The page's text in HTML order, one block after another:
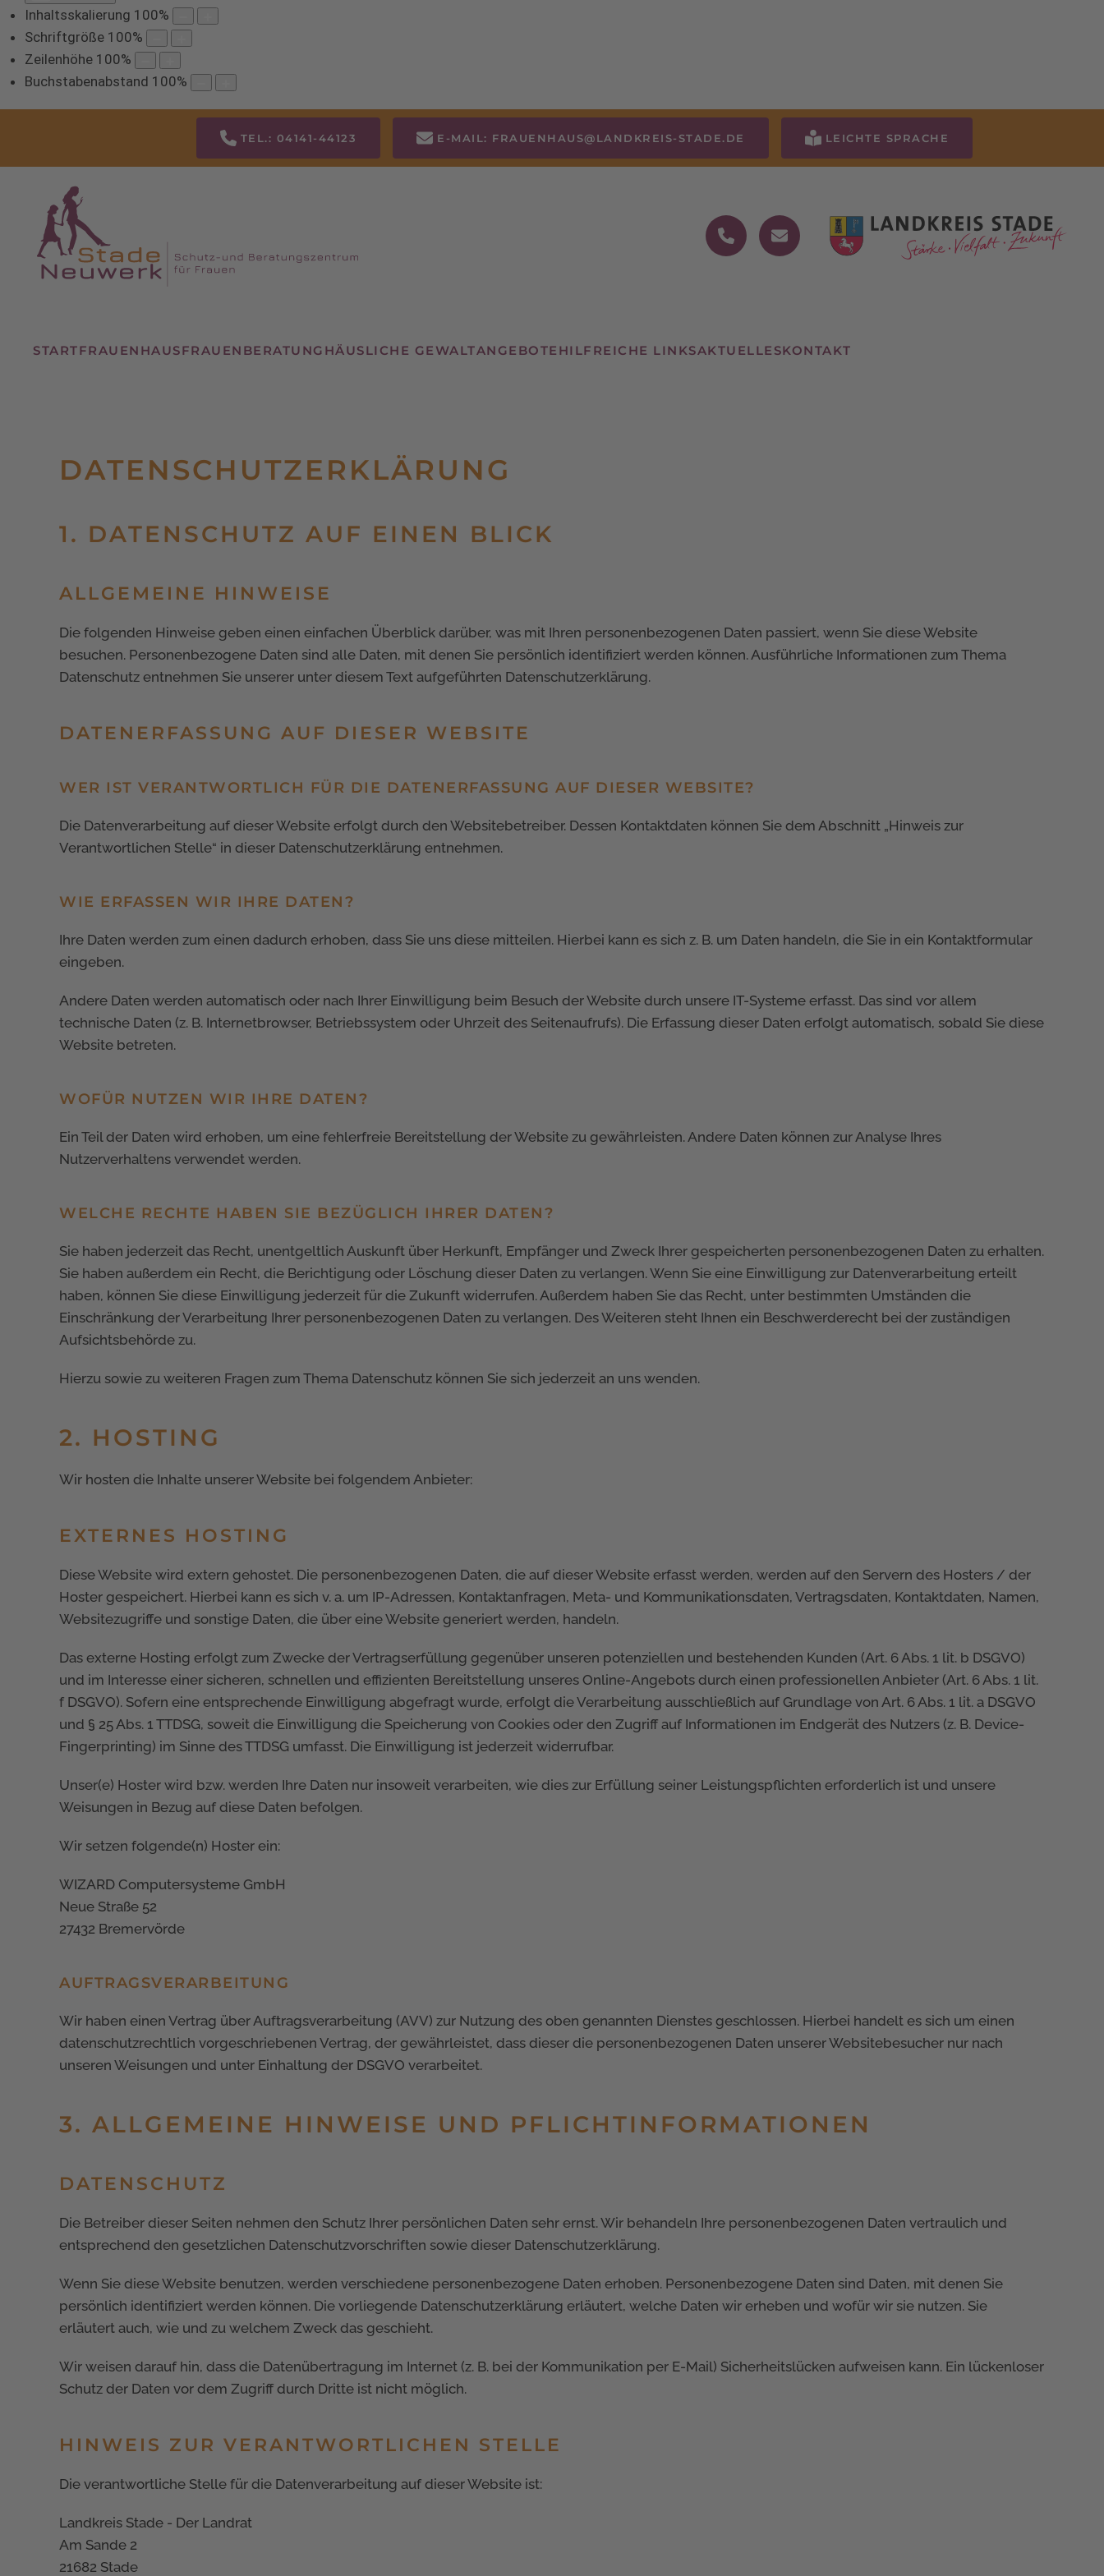
Inhaltsskalierung 100%
Schriftgröße 100%
Zeilenhöhe 100%
Buchstabenabstand 100%
TEL.: 04141-44123 E-MAIL: FRAUENHAUS@LANDKREIS-STADE.DE LEICHTE SPRACHE
STARTFRAUENHAUSFRAUENBERATUNG HÄUSLICHE GEWALTANGEBOTE HILFREICHE LINKSAKTUELLESKONTAKT
DATENSCHUTZ­ERKLÄRUNG
1. DATENSCHUTZ AUF EINEN BLICK
ALLGEMEINE HINWEISE
Die folgenden Hinweise geben einen einfachen Überblick darüber, was mit Ihren personenbezogenen Daten passiert, wenn Sie diese Website
besuchen. Personenbezogene Daten sind alle Daten, mit denen Sie persönlich identifiziert werden können. Ausführliche Informationen zum Thema
Datenschutz entnehmen Sie unserer unter diesem Text aufgeführten Datenschutzerklärung.
DATENERFASSUNG AUF DIESER WEBSITE
WER IST VERANTWORTLICH FÜR DIE DATENERFASSUNG AUF DIESER WEBSITE?
Die Datenverarbeitung auf dieser Website erfolgt durch den Websitebetreiber. Dessen Kontaktdaten können Sie dem Abschnitt „Hinweis zur
Verantwortlichen Stelle“ in dieser Datenschutzerklärung entnehmen.
WIE ERFASSEN WIR IHRE DATEN?
Ihre Daten werden zum einen dadurch erhoben, dass Sie uns diese mitteilen. Hierbei kann es sich z. B. um Daten handeln, die Sie in ein Kontaktformular
eingeben.
Andere Daten werden automatisch oder nach Ihrer Einwilligung beim Besuch der Website durch unsere IT-Systeme erfasst. Das sind vor allem
technische Daten (z. B. Internetbrowser, Betriebssystem oder Uhrzeit des Seitenaufrufs). Die Erfassung dieser Daten erfolgt automatisch, sobald Sie diese
Website betreten.
WOFÜR NUTZEN WIR IHRE DATEN?
Ein Teil der Daten wird erhoben, um eine fehlerfreie Bereitstellung der Website zu gewährleisten. Andere Daten können zur Analyse Ihres
Nutzerverhaltens verwendet werden.
WELCHE RECHTE HABEN SIE BEZÜGLICH IHRER DATEN?
Sie haben jederzeit das Recht, unentgeltlich Auskunft über Herkunft, Empfänger und Zweck Ihrer gespeicherten personenbezogenen Daten zu erhalten.
Sie haben außerdem ein Recht, die Berichtigung oder Löschung dieser Daten zu verlangen. Wenn Sie eine Einwilligung zur Datenverarbeitung erteilt
haben, können Sie diese Einwilligung jederzeit für die Zukunft widerrufen. Außerdem haben Sie das Recht, unter bestimmten Umständen die
Einschränkung der Verarbeitung Ihrer personenbezogenen Daten zu verlangen. Des Weiteren steht Ihnen ein Beschwerderecht bei der zuständigen
Aufsichtsbehörde zu.
Hierzu sowie zu weiteren Fragen zum Thema Datenschutz können Sie sich jederzeit an uns wenden.
2. HOSTING
Wir hosten die Inhalte unserer Website bei folgendem Anbieter:
EXTERNES HOSTING
Diese Website wird extern gehostet. Die personenbezogenen Daten, die auf dieser Website erfasst werden, werden auf den Servern des Hosters / der
Hoster gespeichert. Hierbei kann es sich v. a. um IP-Adressen, Kontaktanfragen, Meta- und Kommunikationsdaten, Vertragsdaten, Kontaktdaten, Namen,
Websitezugriffe und sonstige Daten, die über eine Website generiert werden, handeln.
Das externe Hosting erfolgt zum Zwecke der Vertragserfüllung gegenüber unseren potenziellen und bestehenden Kunden (Art. 6 Abs. 1 lit. b DSGVO)
und im Interesse einer sicheren, schnellen und effizienten Bereitstellung unseres Online-Angebots durch einen professionellen Anbieter (Art. 6 Abs. 1 lit.
f DSGVO). Sofern eine entsprechende Einwilligung abgefragt wurde, erfolgt die Verarbeitung ausschließlich auf Grundlage von Art. 6 Abs. 1 lit. a DSGVO
und § 25 Abs. 1 TTDSG, soweit die Einwilligung die Speicherung von Cookies oder den Zugriff auf Informationen im Endgerät des Nutzers (z. B. Device-
Fingerprinting) im Sinne des TTDSG umfasst. Die Einwilligung ist jederzeit widerrufbar.
Unser(e) Hoster wird bzw. werden Ihre Daten nur insoweit verarbeiten, wie dies zur Erfüllung seiner Leistungspflichten erforderlich ist und unsere
Weisungen in Bezug auf diese Daten befolgen.
Wir setzen folgende(n) Hoster ein:
WIZARD Computersysteme GmbH
Neue Straße 52
27432 Bremervörde
AUFTRAGSVERARBEITUNG
Wir haben einen Vertrag über Auftragsverarbeitung (AVV) zur Nutzung des oben genannten Dienstes geschlossen. Hierbei handelt es sich um einen
datenschutzrechtlich vorgeschriebenen Vertrag, der gewährleistet, dass dieser die personenbezogenen Daten unserer Websitebesucher nur nach
unseren Weisungen und unter Einhaltung der DSGVO verarbeitet.
3. ALLGEMEINE HINWEISE UND PFLICHT­INFORMATIONEN
DATENSCHUTZ
Die Betreiber dieser Seiten nehmen den Schutz Ihrer persönlichen Daten sehr ernst. Wir behandeln Ihre personenbezogenen Daten vertraulich und
entsprechend den gesetzlichen Datenschutzvorschriften sowie dieser Datenschutzerklärung.
Wenn Sie diese Website benutzen, werden verschiedene personenbezogene Daten erhoben. Personenbezogene Daten sind Daten, mit denen Sie
persönlich identifiziert werden können. Die vorliegende Datenschutzerklärung erläutert, welche Daten wir erheben und wofür wir sie nutzen. Sie
erläutert auch, wie und zu welchem Zweck das geschieht.
Wir weisen darauf hin, dass die Datenübertragung im Internet (z. B. bei der Kommunikation per E-Mail) Sicherheitslücken aufweisen kann. Ein lückenloser
Schutz der Daten vor dem Zugriff durch Dritte ist nicht möglich.
HINWEIS ZUR VERANTWORTLICHEN STELLE
Die verantwortliche Stelle für die Datenverarbeitung auf dieser Website ist:
Landkreis Stade - Der Landrat
Am Sande 2
21682 Stade